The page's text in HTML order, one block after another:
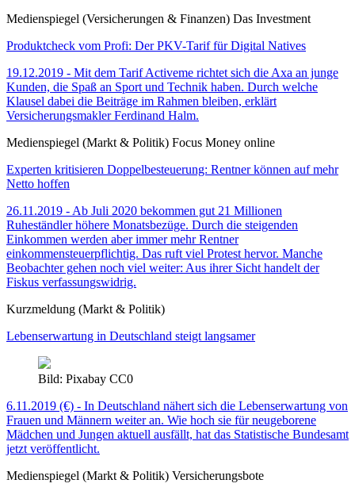
Medienspiegel (Versicherungen & Finanzen) Das Investment
Produktcheck vom Profi: Der PKV-Tarif für Digital Natives
19.12.2019 - Mit dem Tarif Activeme richtet sich die Axa an junge
Kunden, die Spaß an Sport und Technik haben. Durch welche
Klausel dabei die Beiträge im Rahmen bleiben, erklärt
Versicherungsmakler Ferdinand Halm.
Medienspiegel (Markt & Politik) Focus Money online
Experten kritisieren Doppelbesteuerung: Rentner können auf mehr
Netto hoffen
26.11.2019 - Ab Juli 2020 bekommen gut 21 Millionen
Ruheständler höhere Monatsbezüge. Durch die steigenden
Einkommen werden aber immer mehr Rentner
einkommensteuerpflichtig. Das ruft viel Protest hervor. Manche
Beobachter gehen noch viel weiter: Aus ihrer Sicht handelt der
Fiskus verfassungswidrig.
Kurzmeldung (Markt & Politik)
Lebenserwartung in Deutschland steigt langsamer
Bild: Pixabay CC0
6.11.2019 (€) - In Deutschland nähert sich die Lebenserwartung von
Frauen und Männern weiter an. Wie hoch sie für neugeborene
Mädchen und Jungen aktuell ausfällt, hat das Statistische Bundesamt
jetzt veröffentlicht.
Medienspiegel (Markt & Politik) Versicherungsbote